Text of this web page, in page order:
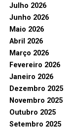
Julho 2026
Junho 2026
Maio 2026
Abril 2026
Março 2026
Fevereiro 2026
Janeiro 2026
Dezembro 2025
Novembro 2025
Outubro 2025
Setembro 2025